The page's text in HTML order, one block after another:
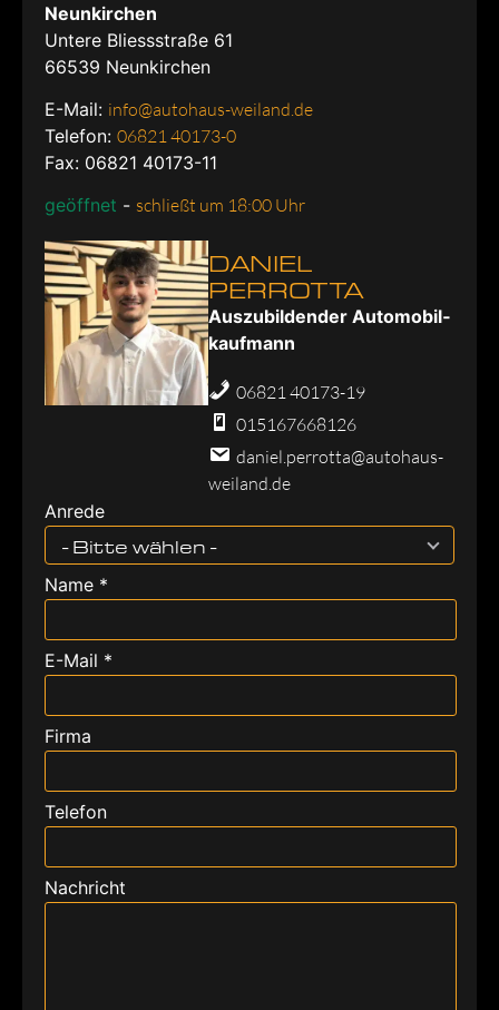
Neunkirchen
Untere Bliessstraße 61
66539 Neunkirchen
E-Mail: info@autohaus-weiland.de
Telefon: 06821 40173-0
Fax: 06821 40173-11
geöffnet - schließt um 18:00 Uhr
DANIEL
PERROTTA
Aus­zu­bil­den­der Au­to­mo­bil­
kauf­mann
06821 40173-19
015167668126
daniel.perrotta@autohaus-
weiland.de
Anrede
- Bitte wählen -
Name *
E-Mail *
Firma
Telefon
Nachricht